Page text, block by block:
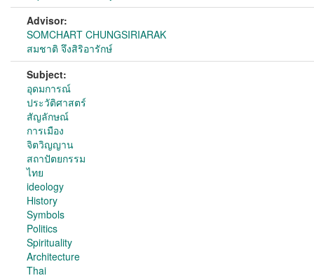
Advisor:
SOMCHART CHUNGSIRIARAK
สมชาติ จึงสิริอารักษ์
Subject:
อุดมการณ์
ประวัติศาสตร์
สัญลักษณ์
การเมือง
จิตวิญญาน
สถาปัตยกรรม
ไทย
ideology
History
Symbols
Politics
Spirituality
Architecture
Thai